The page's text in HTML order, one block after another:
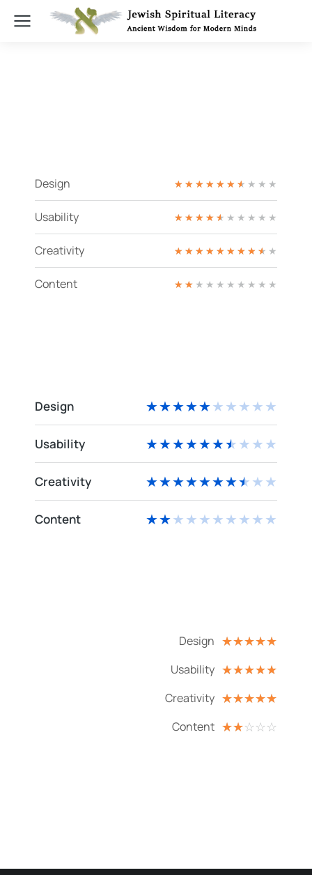
Design ★ ★ ★ ★ ★ ★ ★ ★ ★ ★
Usability ★ ★ ★ ★ ★ ★ ★ ★ ★ ★
Creativity ★ ★ ★ ★ ★ ★ ★ ★ ★ ★
Content ★ ★ ★ ★ ★ ★ ★ ★ ★ ★
Design ★★★★★★ ★ ★ ★ ★
Usability ★★★★★★★ ★ ★ ★
Creativity ★★★★★★★★ ★ ★
Content ★★★ ★ ★ ★ ★ ★ ★ ★
Design ☆☆☆☆☆
Usability ☆☆☆☆☆
Creativity ☆☆☆☆☆
Content ☆☆☆ ☆ ☆